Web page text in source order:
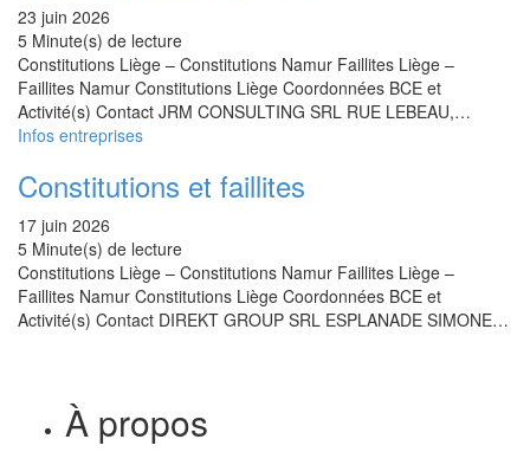
23 juin 2026
5 Minute(s) de lecture
Constitutions Liège – Constitutions Namur Faillites Liège –
Faillites Namur Constitutions Liège Coordonnées BCE et
Activité(s) Contact JRM CONSULTING SRL RUE LEBEAU,…
Infos entreprises
Constitutions et faillites
17 juin 2026
5 Minute(s) de lecture
Constitutions Liège – Constitutions Namur Faillites Liège –
Faillites Namur Constitutions Liège Coordonnées BCE et
Activité(s) Contact DIREKT GROUP SRL ESPLANADE SIMONE…
À propos